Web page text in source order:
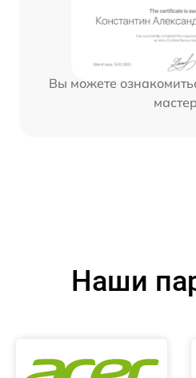
Вы можете
Наши